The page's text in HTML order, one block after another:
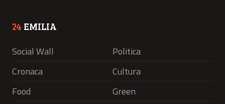
24 EMILIA
Social Wall
Politica
Cronaca
Cultura
Food
Green